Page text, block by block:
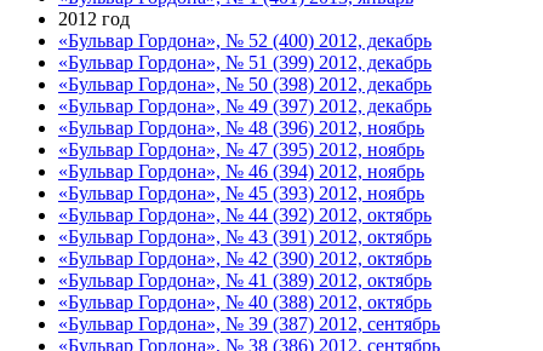
2012 год
«Бульвар Гордона», № 52 (400) 2012, декабрь
«Бульвар Гордона», № 51 (399) 2012, декабрь
«Бульвар Гордона», № 50 (398) 2012, декабрь
«Бульвар Гордона», № 49 (397) 2012, декабрь
«Бульвар Гордона», № 48 (396) 2012, ноябрь
«Бульвар Гордона», № 47 (395) 2012, ноябрь
«Бульвар Гордона», № 46 (394) 2012, ноябрь
«Бульвар Гордона», № 45 (393) 2012, ноябрь
«Бульвар Гордона», № 44 (392) 2012, октябрь
«Бульвар Гордона», № 43 (391) 2012, октябрь
«Бульвар Гордона», № 42 (390) 2012, октябрь
«Бульвар Гордона», № 41 (389) 2012, октябрь
«Бульвар Гордона», № 40 (388) 2012, октябрь
«Бульвар Гордона», № 39 (387) 2012, сентябрь
«Бульвар Гордона», № 38 (386) 2012, сентябрь